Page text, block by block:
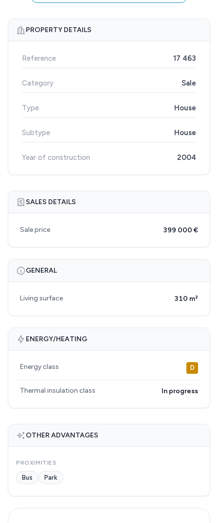
PROPERTY DETAILS
Reference 17 463
Category Sale
Type House
Subtype House
Year of construction 2004
SALES DETAILS
Sale price 399 000 €
GENERAL
Living surface 310 m²
ENERGY/HEATING
Energy class D
Thermal insulation class In progress
OTHER ADVANTAGES
PROXIMITIES
Bus Park